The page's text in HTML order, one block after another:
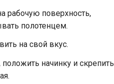
рабочую поверхность,
полотенцем.
на свой вкус.
начинку и скрепить